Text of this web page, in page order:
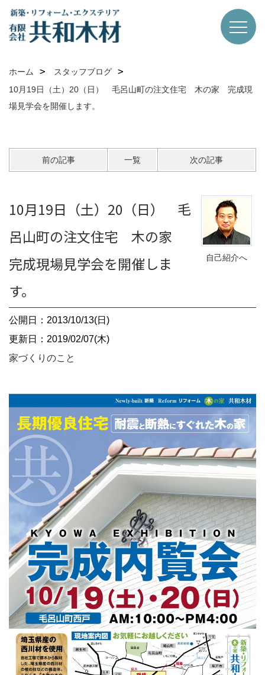
ホーム
スタッフブログ
10月19日（土）20（日） 毛呂山町の注文住宅 木の家 完成現
場見学会を開催します。
前の記事 一覧 次の記事
自己紹介へ
10月19日（土）20（日） 毛
呂山町の注文住宅 木の家
完成現場見学会を開催しま
す。
公開日：2013/10/13(日)
更新日：2019/02/07(木)
家づくりのこと